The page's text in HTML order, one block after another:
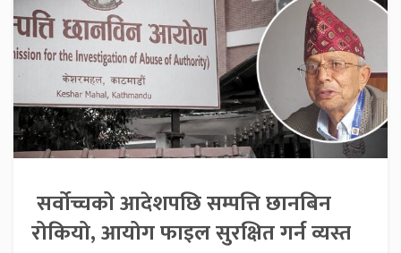
सर्वोच्चको आदेशपछि सम्पत्ति छानबिन
रोकियो, आयोग फाइल सुरक्षित गर्न व्यस्त